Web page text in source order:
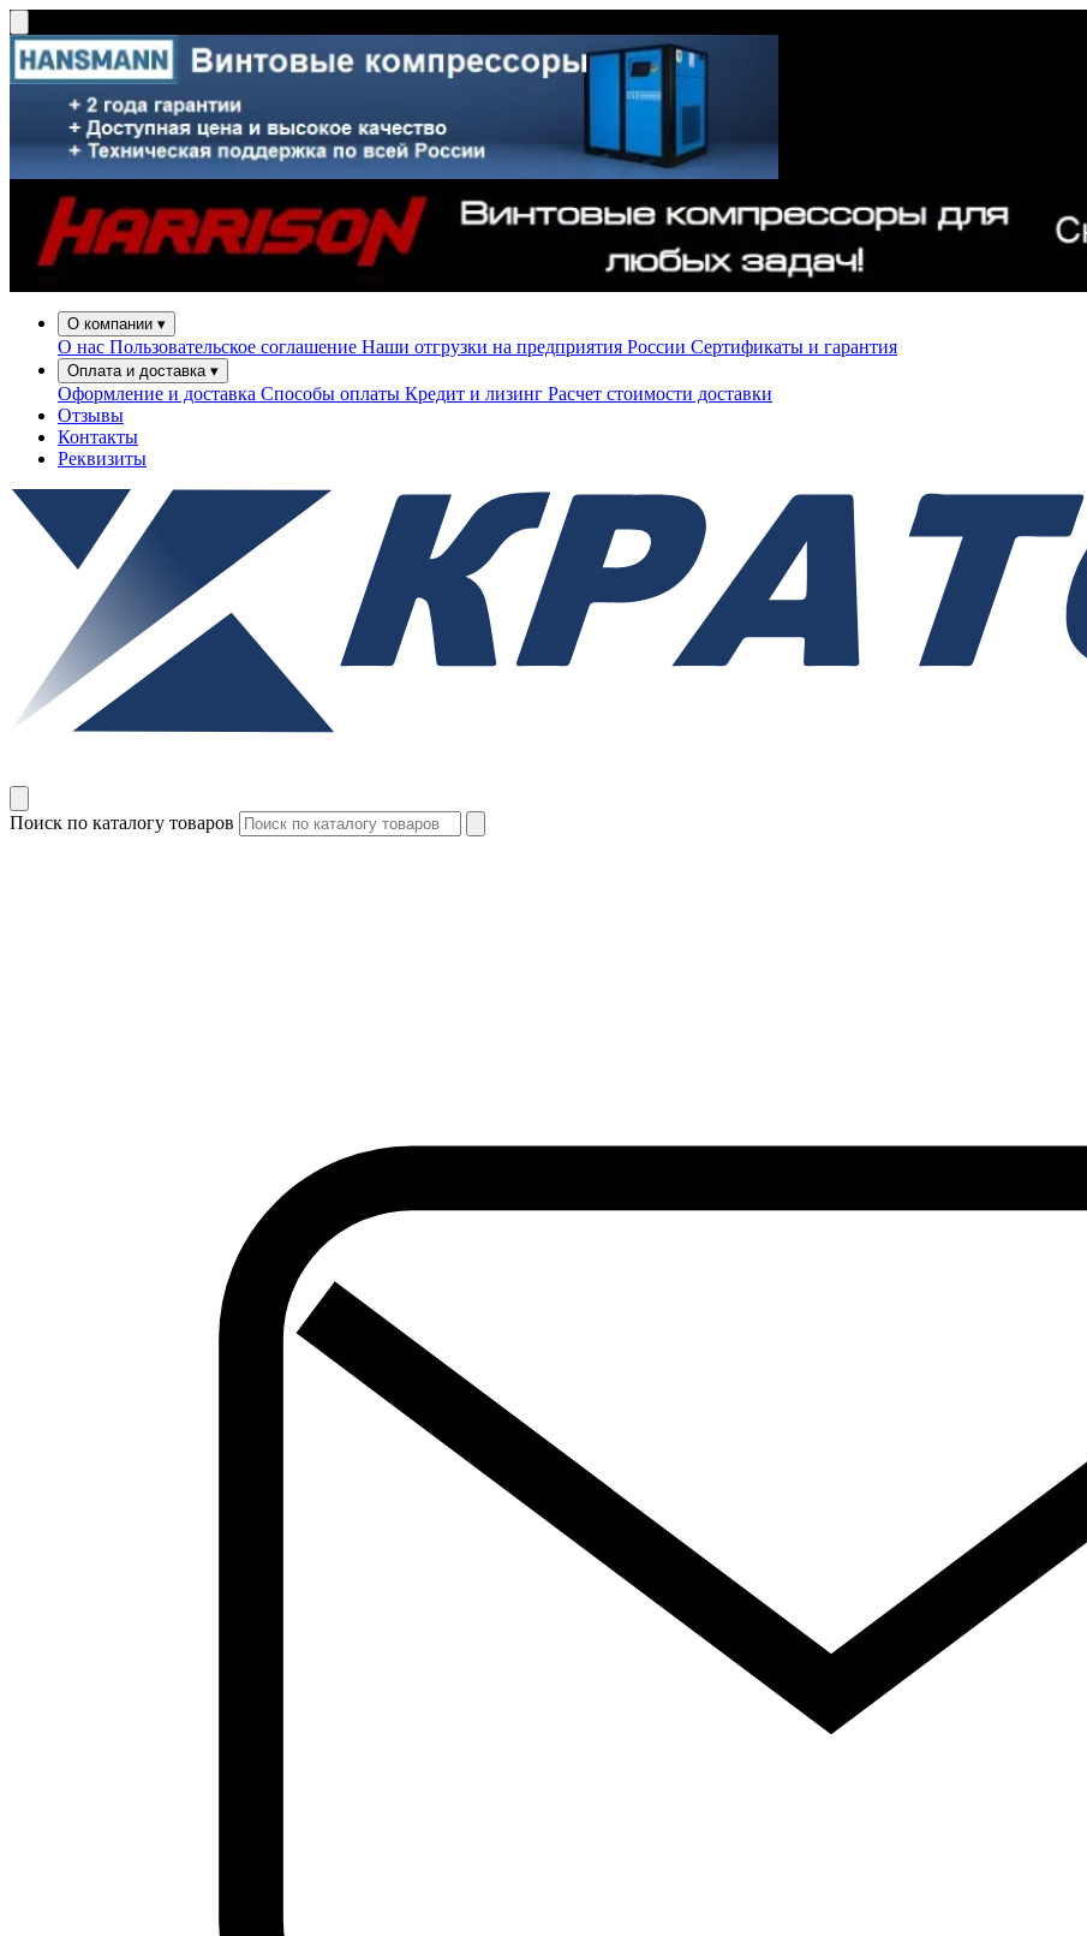
О компании ▾
О нас Пользовательское соглашение Наши отгрузки на предприятия России Сертификаты и гарантия
Оплата и доставка ▾
Оформление и доставка Способы оплаты Кредит и лизинг Расчет стоимости доставки
Отзывы
Контакты
Реквизиты
Поиск по каталогу товаров